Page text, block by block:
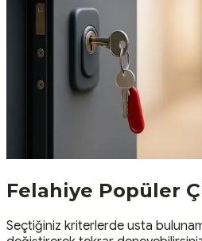
Felahiye Popüler
Seçtiğiniz kriterlerde usta